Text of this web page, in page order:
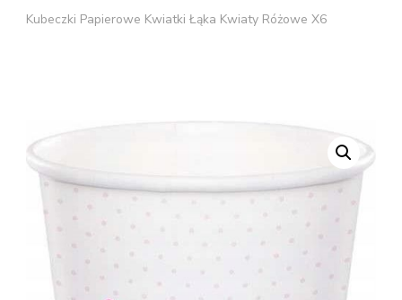
Kubeczki Papierowe Kwiatki Łąka Kwiaty Różowe X6